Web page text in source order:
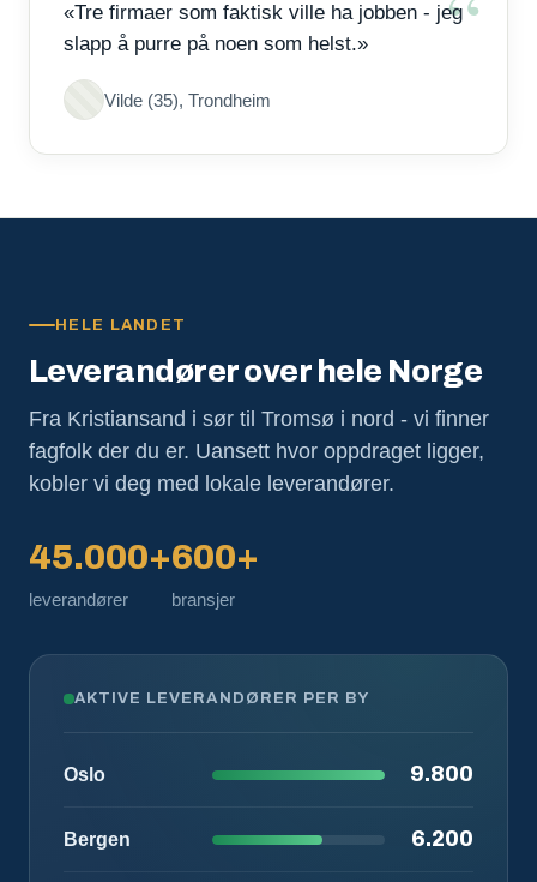
«Tre firmaer som faktisk ville ha jobben - jeg
slapp å purre på noen som helst.»
Vilde (35), Trondheim
HELE LANDET
Leverandører over hele Norge
Fra Kristiansand i sør til Tromsø i nord - vi finner
fagfolk der du er. Uansett hvor oppdraget ligger,
kobler vi deg med lokale leverandører.
45.000+
leverandører
600+
bransjer
AKTIVE LEVERANDØRER PER BY
Oslo 9.800
Bergen 6.200